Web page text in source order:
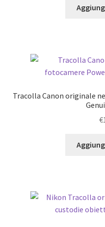
Tracolla Canon originale
€